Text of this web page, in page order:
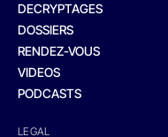
DECRYPTAGES
DOSSIERS
RENDEZ-VOUS
VIDEOS
PODCASTS
LEGAL